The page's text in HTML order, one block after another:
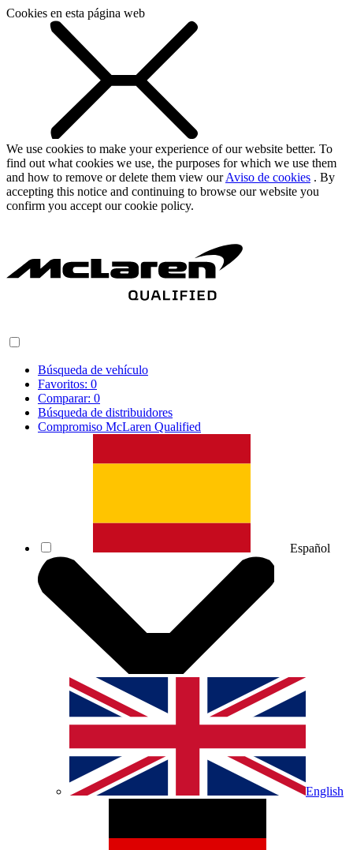
Cookies en esta página web
We use cookies to make your experience of our website better. To
find out what cookies we use, the purposes for which we use them
and how to remove or delete them view ourAviso de cookies . By
accepting this notice and continuing to browse our website you
confirm you accept our cookie policy.
Búsqueda de vehículo
Favoritos: 0
Comparar: 0
Búsqueda de distribuidores
Compromiso McLaren Qualified
Español
English